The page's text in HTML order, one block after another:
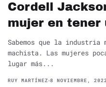
Cordell
mujer en tener
Sabemos que la industria
machista. Las mujeres
lugar más...
RUY MARTÍNEZ 8 NOVIEMBRE,